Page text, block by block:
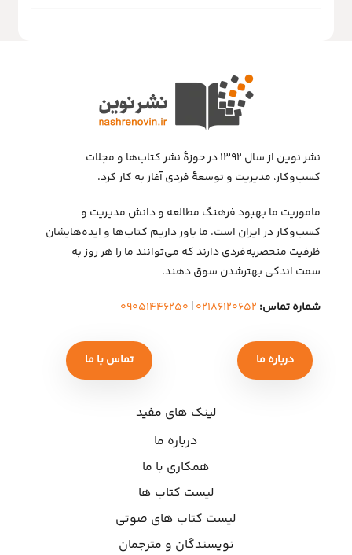
نشر نوین از سال ۱۳۹۲ در حوزهٔ نشر کتاب‌ها و مجلات
کسب‌وکار، مدیریت و توسعهٔ فردی آغاز به کار کرد.
ماموریت ما بهبود فرهنگ مطالعه و دانش مدیریت و
کسب‌وکار در ایران است. ما باور داریم کتاب‌ها و ایده‌هایشان
ظرفیت منحصربه‌فردی دارند که می‌توانند ما را هر روز به
سمت اندکی بهتر‌شدن سوق دهند.
شماره تماس: ۰۲۱۸۶۱۲۰۶۵۲| ۰۹۰۵۱۴۴۶۲۵۰
درباره ما تماس با ما
لینک های مفید
درباره ما
همکاری با ما
لیست کتاب ها
لیست کتاب های صوتی
نویسندگان و مترجمان